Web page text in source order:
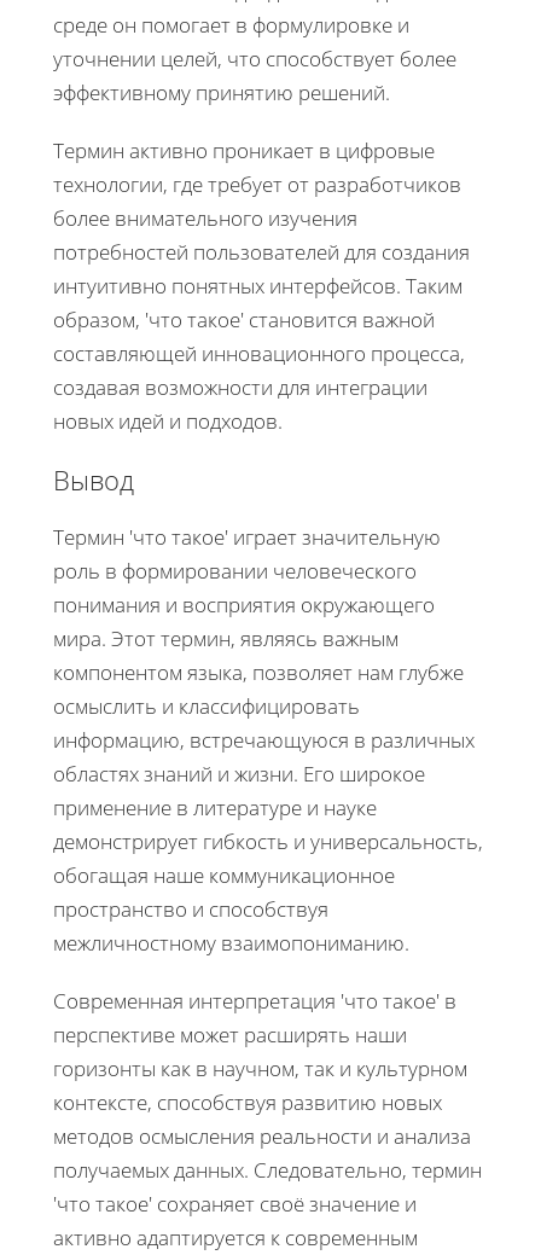
среде он помогает в формулировке и
уточнении целей, что способствует более
эффективному принятию решений.
Термин активно проникает в цифровые
технологии, где требует от разработчиков
более внимательного изучения
потребностей пользователей для создания
интуитивно понятных интерфейсов. Таким
образом, 'что такое' становится важной
составляющей инновационного процесса,
создавая возможности для интеграции
новых идей и подходов.
Вывод
Термин 'что такое' играет значительную
роль в формировании человеческого
понимания и восприятия окружающего
мира. Этот термин, являясь важным
компонентом языка, позволяет нам глубже
осмыслить и классифицировать
информацию, встречающуюся в различных
областях знаний и жизни. Его широкое
применение в литературе и науке
демонстрирует гибкость и универсальность,
обогащая наше коммуникационное
пространство и способствуя
межличностному взаимопониманию.
Современная интерпретация 'что такое' в
перспективе может расширять наши
горизонты как в научном, так и культурном
контексте, способствуя развитию новых
методов осмысления реальности и анализа
получаемых данных. Следовательно, термин
'что такое' сохраняет своё значение и
активно адаптируется к современным